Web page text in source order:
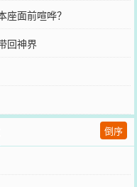
面前喧哗？
回神界
倒序